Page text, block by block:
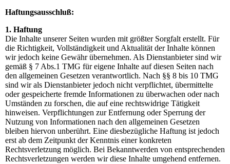
Haftungsausschluß:
1. Haftung
Die Inhalte unserer Seiten wurden mit größter Sorgfalt erstellt. Für
die Richtigkeit, Vollständigkeit und Aktualität der Inhalte können
wir jedoch keine Gewähr übernehmen. Als Dienstanbieter sind wir
gemäß § 7 Abs.1 TMG für eigene Inhalte auf diesen Seiten nach
den allgemeinen Gesetzen verantwortlich. Nach §§ 8 bis 10 TMG
sind wir als Dienstanbieter jedoch nicht verpflichtet, übermittelte
oder gespeicherte fremde Informationen zu überwachen oder nach
Umständen zu forschen, die auf eine rechtswidrige Tätigkeit
hinweisen. Verpflichtungen zur Entfernung oder Sperrung der
Nutzung von Informationen nach den allgemeinen Gesetzen
bleiben hiervon unberührt. Eine diesbezügliche Haftung ist jedoch
erst ab dem Zeitpunkt der Kenntnis einer konkreten
Rechtsverletzung möglich. Bei Bekanntwerden von entsprechenden
Rechtsverletzungen werden wir diese Inhalte umgehend entfernen.